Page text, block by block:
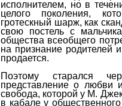
исполнителем, но в
целого поколения,
гротескный шарж, как
свою постель с
общества всеобщего
на признание родителей
продается.
Поэтому старался
представление о любви
свобода, которой у М.
в кабале у